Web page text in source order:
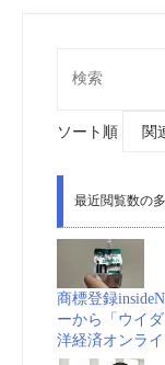
ソート順
最近閲覧数の
商標登録
ーから「ウイ
洋経済オンラ